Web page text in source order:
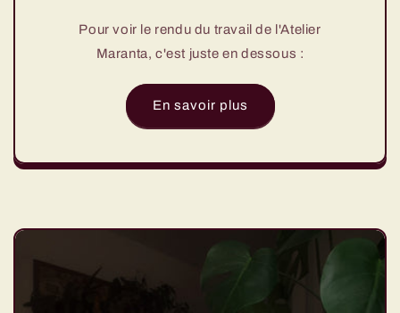
Pour voir le rendu du travail de l'Atelier
Maranta, c'est juste en dessous :
En savoir plus